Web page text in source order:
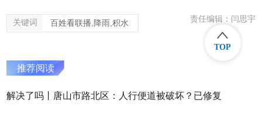
关键词 百姓看联播,降雨,积水 责任编辑：闫思宇
推荐阅读
解决了吗丨唐山市路北区：人行便道被破坏？已修复
TOP